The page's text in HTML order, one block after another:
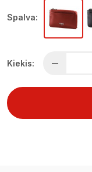
Spalva:
Kiekis: